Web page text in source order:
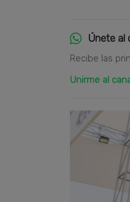
Únete al
Recibe las
Unirme al